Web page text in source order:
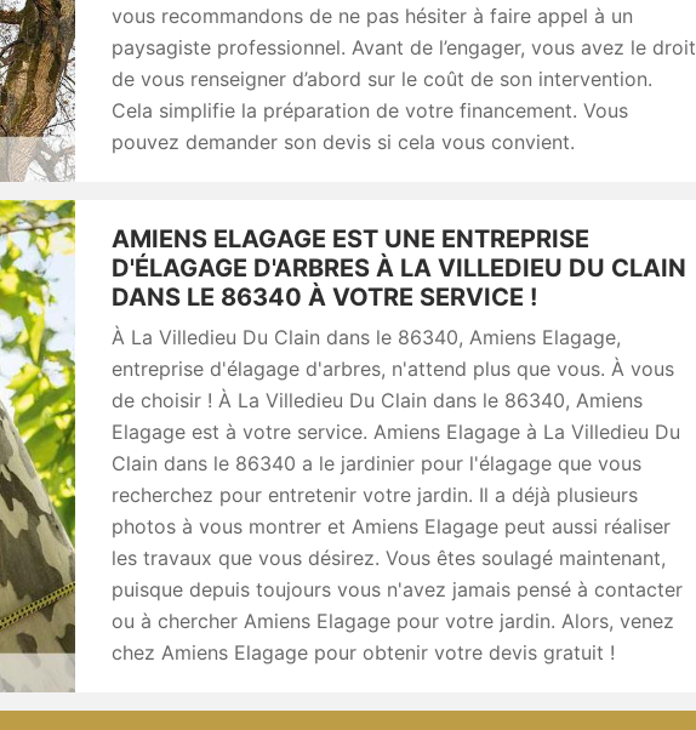
vous recommandons de ne pas hésiter à faire appel à un
paysagiste professionnel. Avant de l’engager, vous avez le droit
de vous renseigner d’abord sur le coût de son intervention.
Cela simplifie la préparation de votre financement. Vous
pouvez demander son devis si cela vous convient.
AMIENS ELAGAGE EST UNE ENTREPRISE
D'ÉLAGAGE D'ARBRES À LA VILLEDIEU DU CLAIN
DANS LE 86340 À VOTRE SERVICE !
À La Villedieu Du Clain dans le 86340, Amiens Elagage,
entreprise d'élagage d'arbres, n'attend plus que vous. À vous
de choisir ! À La Villedieu Du Clain dans le 86340, Amiens
Elagage est à votre service. Amiens Elagage à La Villedieu Du
Clain dans le 86340 a le jardinier pour l'élagage que vous
recherchez pour entretenir votre jardin. Il a déjà plusieurs
photos à vous montrer et Amiens Elagage peut aussi réaliser
les travaux que vous désirez. Vous êtes soulagé maintenant,
puisque depuis toujours vous n'avez jamais pensé à contacter
ou à chercher Amiens Elagage pour votre jardin. Alors, venez
chez Amiens Elagage pour obtenir votre devis gratuit !